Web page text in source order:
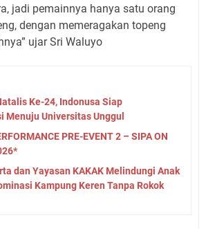
jadi pemainnya hanya satu orang
dengan memeragakan topeng
ujar Sri Waluyo
Ke-24, Indonusa Siap
Menuju Universitas Unggul
PRE-EVENT 2 – SIPA ON
dan Yayasan KAKAK Melindungi Anak
Kampung Keren Tanpa Rokok